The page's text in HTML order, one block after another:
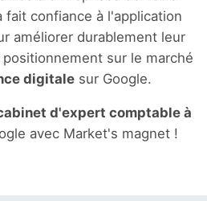
fait confiance à l'application
améliorer durablement leur
sur le marché
digitale sur Google.
d'expert comptable à
avec Market's magnet !